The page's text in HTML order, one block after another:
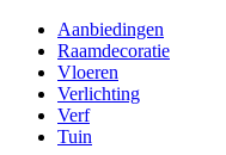
Aanbiedingen
Raamdecoratie
Vloeren
Verlichting
Verf
Tuin